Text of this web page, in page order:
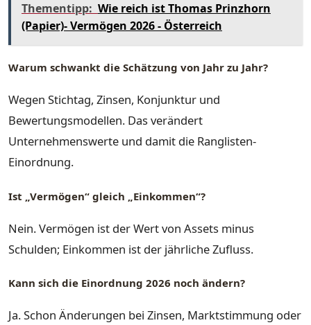
Thementipp: Wie reich ist Thomas Prinzhorn
(Papier)- Vermögen 2026 - Österreich
Warum schwankt die Schätzung von Jahr zu Jahr?
Wegen Stichtag, Zinsen, Konjunktur und
Bewertungsmodellen. Das verändert
Unternehmenswerte und damit die Ranglisten-
Einordnung.
Ist „Vermögen“ gleich „Einkommen“?
Nein. Vermögen ist der Wert von Assets minus
Schulden; Einkommen ist der jährliche Zufluss.
Kann sich die Einordnung 2026 noch ändern?
Ja. Schon Änderungen bei Zinsen, Marktstimmung oder